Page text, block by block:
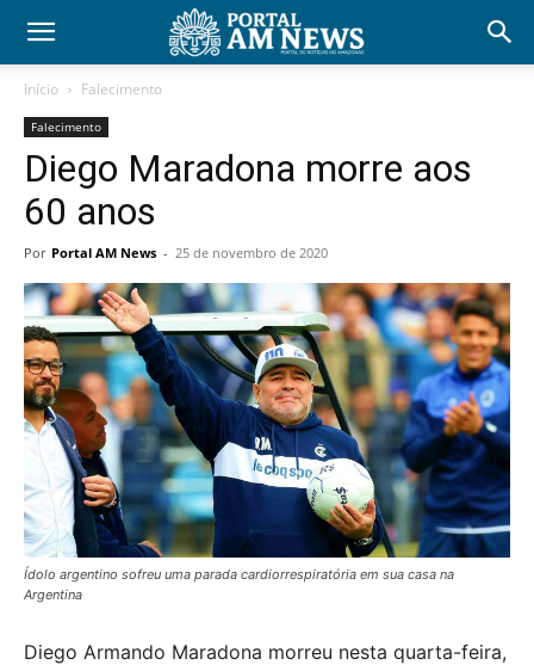
Início Falecimento
Falecimento
Diego Maradona morre aos
60 anos
Por Portal AM News - 25 de novembro de 2020
Ídolo argentino sofreu uma parada cardiorrespiratória em sua casa na
Argentina
Diego Armando Maradona morreu nesta quarta-feira,